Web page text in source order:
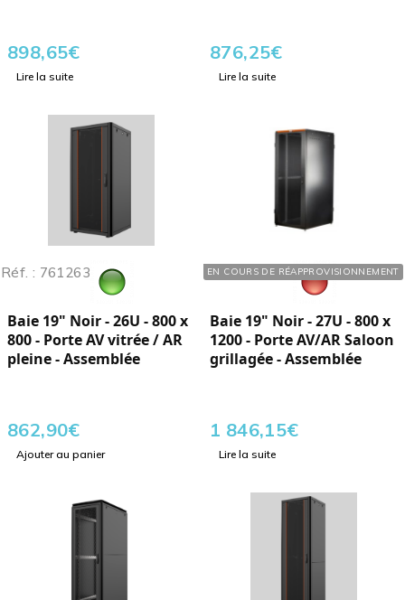
898,65€
Lire la suite
876,25€
Lire la suite
Réf. : 761263
Baie 19" Noir - 26U - 800 x
800 - Porte AV vitrée / AR
pleine - Assemblée
862,90€
Ajouter au panier
EN COURS DE RÉAPPROVISIONNEMENT
Réf. : 760270
Baie 19" Noir - 27U - 800 x
1200 - Porte AV/AR Saloon
grillagée - Assemblée
1 846,15€
Lire la suite